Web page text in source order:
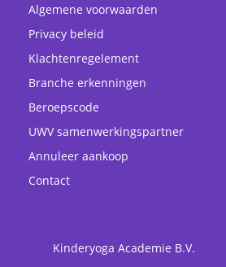
Algemene voorwaarden
Privacy beleid
Klachtenregelement
Branche erkenningen
Beroepscode
UWV samenwerkingspartner
Annuleer aankoop
Contact
Kinderyoga Academie B.V.